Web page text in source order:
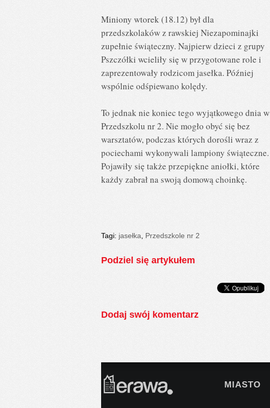
Miniony wtorek (18.12) był dla
przedszkolaków z rawskiej Niezapominajki
zupełnie świąteczny. Najpierw dzieci z grupy
Pszczółki wcieliły się w przygotowane role i
zaprezentowały rodzicom jasełka. Później
wspólnie odśpiewano kolędy.
To jednak nie koniec tego wyjątkowego dnia w
Przedszkolu nr 2. Nie mogło obyć się bez
warsztatów, podczas których dorośli wraz z
pociechami wykonywali lampiony świąteczne.
Pojawiły się także przepiękne aniołki, które
każdy zabrał na swoją domową choinkę.
Tagi: jasełka Przedszkole nr 2
Podziel się artykułem
Dodaj swój komentarz
MIASTO